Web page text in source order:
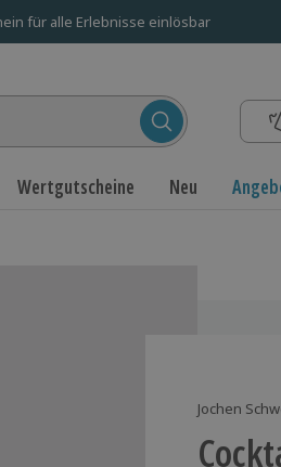
für alle Erlebnisse einlösbar
Wertgutscheine Neu
Jochen